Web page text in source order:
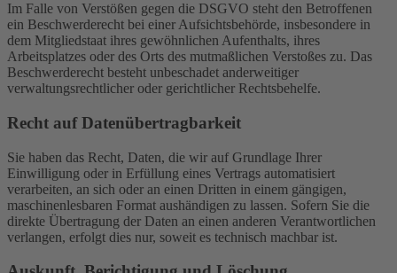
Im Falle von Verstößen gegen die DSGVO steht den Betroffenen
ein Beschwerderecht bei einer Aufsichtsbehörde, insbesondere in
dem Mitgliedstaat ihres gewöhnlichen Aufenthalts, ihres
Arbeitsplatzes oder des Orts des mutmaßlichen Verstoßes zu. Das
Beschwerderecht besteht unbeschadet anderweitiger
verwaltungsrechtlicher oder gerichtlicher Rechtsbehelfe.
Recht auf Daten­übertrag­barkeit
Sie haben das Recht, Daten, die wir auf Grundlage Ihrer
Einwilligung oder in Erfüllung eines Vertrags automatisiert
verarbeiten, an sich oder an einen Dritten in einem gängigen,
maschinenlesbaren Format aushändigen zu lassen. Sofern Sie die
direkte Übertragung der Daten an einen anderen Verantwortlichen
verlangen, erfolgt dies nur, soweit es technisch machbar ist.